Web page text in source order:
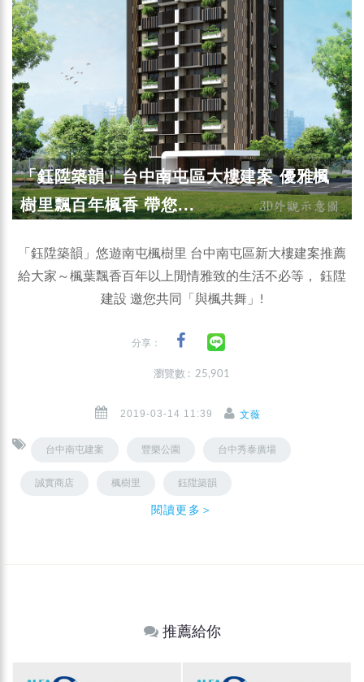
「鈺陞築韻」台中南屯區大樓建案 優雅楓
樹里飄百年楓香 帶您...
「鈺陞築韻」悠遊南屯楓樹里 台中南屯區新大樓建案推薦
給大家～楓葉飄香百年以上閒情雅致的生活不必等， 鈺陞
建設 邀您共同「與楓共舞」!
分享：
瀏覽數 : 25,901
2019-03-14 11:39 文薇
台中南屯建案 豐樂公園 台中秀泰廣場
誠實商店 楓樹里 鈺陞築韻
閱讀更多＞
推薦給你